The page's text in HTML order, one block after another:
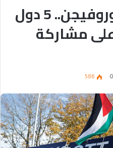
أكبر مقاطعة ليوروفيجن.. 5 دول
مشاركة
0
586